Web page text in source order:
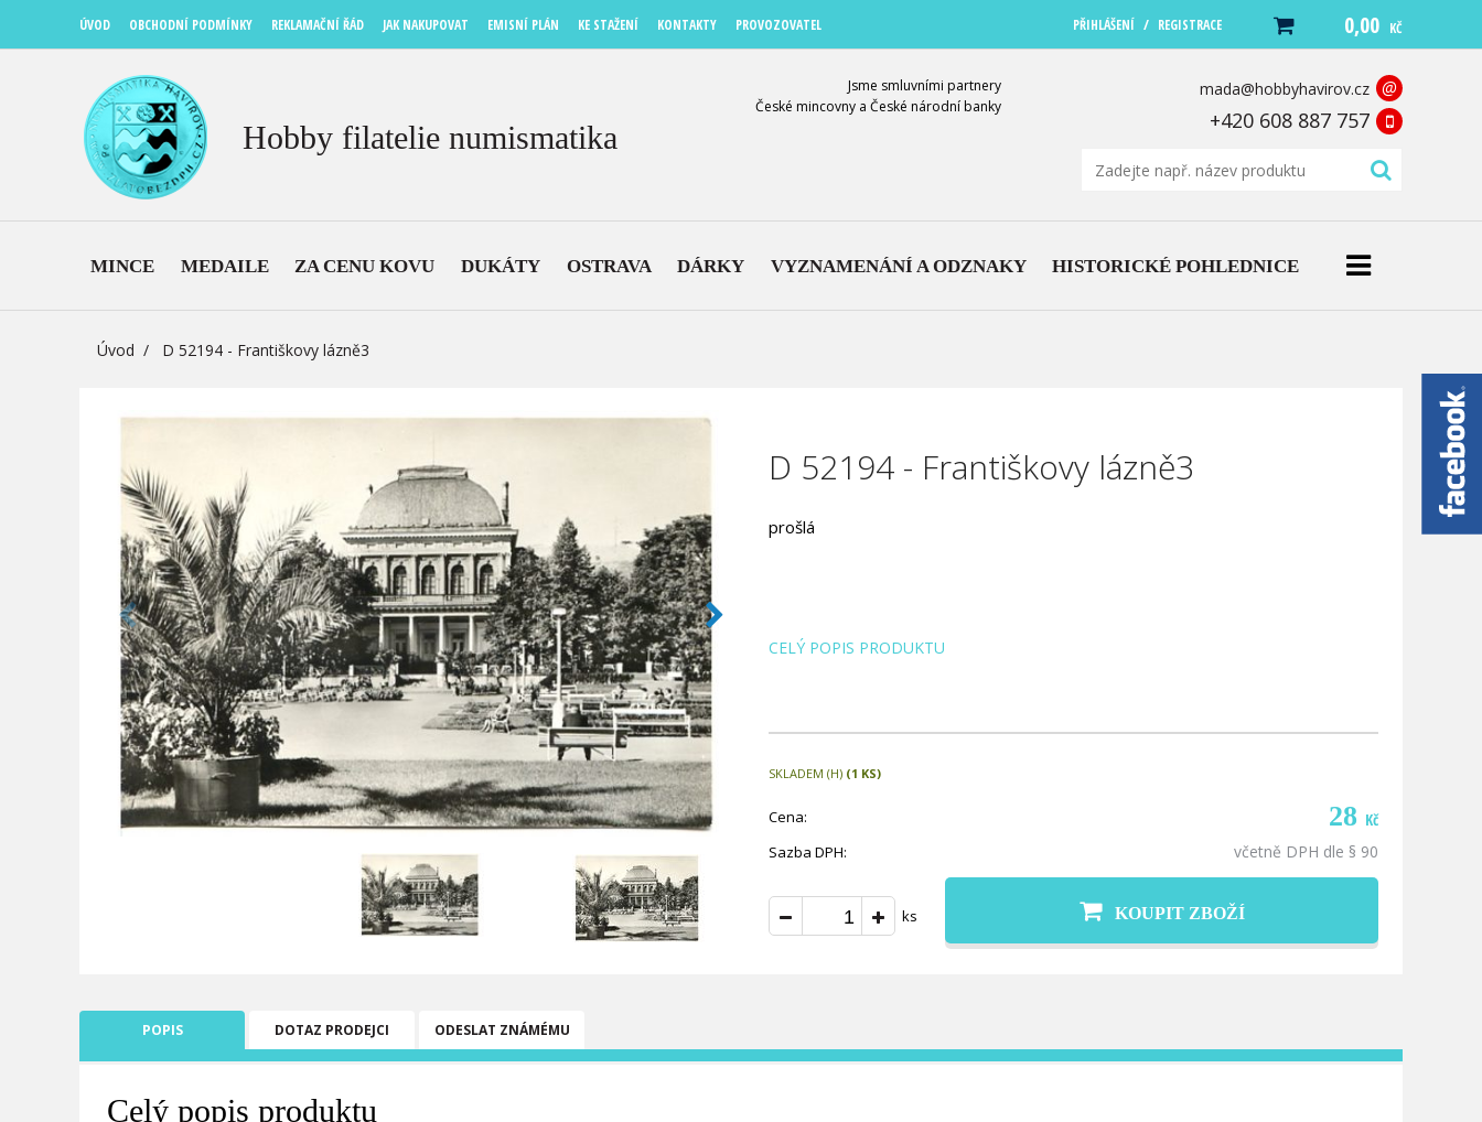
ÚVOD OBCHODNÍ PODMÍNKY REKLAMAČNÍ ŘÁD JAK NAKUPOVAT EMISNÍ PLÁN KE STAŽENÍ KONTAKTY PROVOZOVATEL PŘIHLÁŠENÍ / REGISTRACE 0,00 KČ
Hobby filatelie numismatika
Jsme smluvními partnery
České mincovny a České národní banky
mada@hobbyhavirov.cz @
+420 608 887 757
MINCE MEDAILE ZA CENU KOVU DUKÁTY OSTRAVA DÁRKY VYZNAMENÁNÍ A ODZNAKY HISTORICKÉ POHLEDNICE
Úvod D 52194 - Františkovy lázně3
D 52194 - Františkovy lázně3
prošlá
CELÝ POPIS PRODUKTU
SKLADEM (H) (1 KS)
Cena: 28 Kč
Sazba DPH: včetně DPH dle § 90
ks KOUPIT ZBOŽÍ
POPIS DOTAZ PRODEJCI ODESLAT ZNÁMÉMU
Celý popis produktu